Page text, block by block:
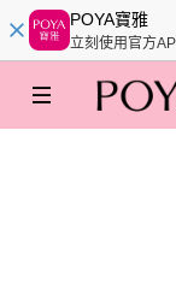
POYA寶雅
立刻使用官方